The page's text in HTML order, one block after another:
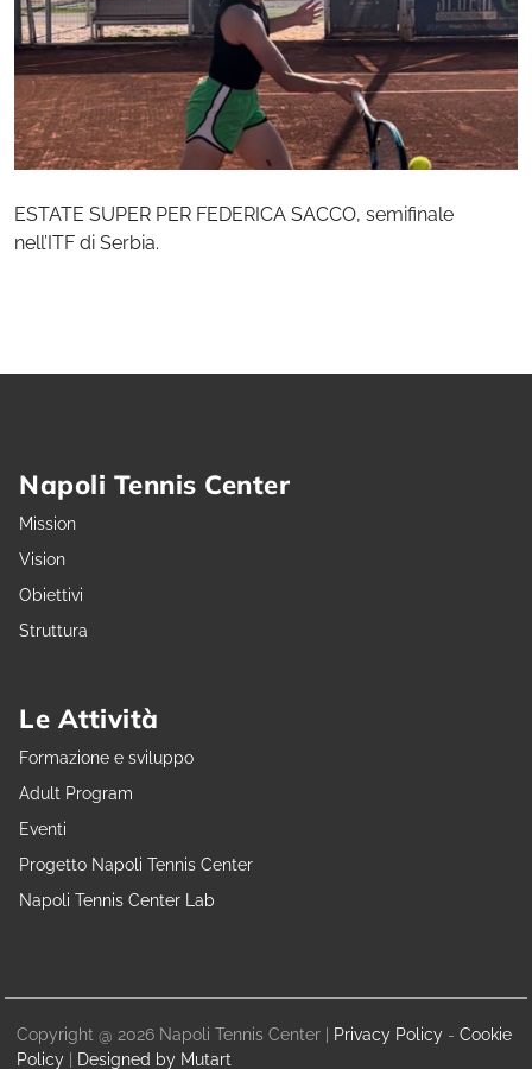
ESTATE SUPER PER FEDERICA SACCO, semifinale
nell’ITF di Serbia.
Napoli Tennis Center
Mission
Vision
Obiettivi
Struttura
Le Attività
Formazione e sviluppo
Adult Program
Eventi
Progetto Napoli Tennis Center
Napoli Tennis Center Lab
Copyright @ 2026 Napoli Tennis Center | Privacy Policy - Cookie
Policy
Designed by Mutart